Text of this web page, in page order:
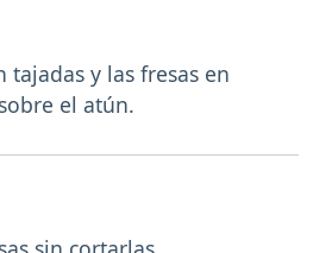
tajadas y las fresas en
el atún.